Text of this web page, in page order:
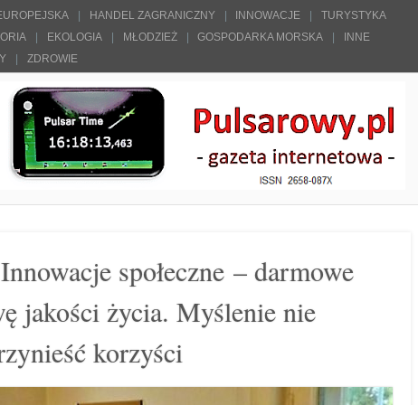
HANDEL ZAGRANICZNY INNOWACJE
TURYSTYKA
EKOLOGIA MŁODZIEŻ GOSPODARKA MORSKA
INNE
ZDROWIE
społeczne – darmowe
jakości życia. Myślenie nie
korzyści